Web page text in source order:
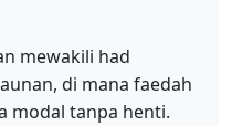
mewakili had
di mana faedah
modal tanpa henti.